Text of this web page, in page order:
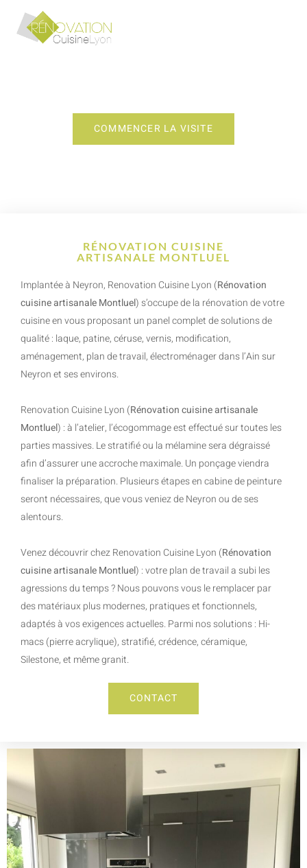
COMMENCER LA VISITE
RÉNOVATION CUISINE
ARTISANALE MONTLUEL
Implantée à Neyron, Renovation Cuisine Lyon (Rénovation
cuisine artisanale Montluel) s’occupe de la rénovation de votre
cuisine en vous proposant un panel complet de solutions de
qualité : laque, patine, céruse, vernis, modification,
aménagement, plan de travail, électroménager dans l’Ain sur
Neyron et ses environs.
Renovation Cuisine Lyon (Rénovation cuisine artisanale
Montluel) : à l’atelier, l’écogommage est effectué sur toutes les
parties massives. Le stratifié ou la mélamine sera dégraissé
afin d’assurer une accroche maximale. Un ponçage viendra
finaliser la préparation. Plusieurs étapes en cabine de peinture
seront nécessaires, que vous veniez de Neyron ou de ses
alentours.
Venez découvrir chez Renovation Cuisine Lyon (Rénovation
cuisine artisanale Montluel) : votre plan de travail a subi les
agressions du temps ? Nous pouvons vous le remplacer par
des matériaux plus modernes, pratiques et fonctionnels,
adaptés à vos exigences actuelles. Parmi nos solutions : Hi-
macs (pierre acrylique), stratifié, crédence, céramique,
Silestone, et même granit.
CONTACT